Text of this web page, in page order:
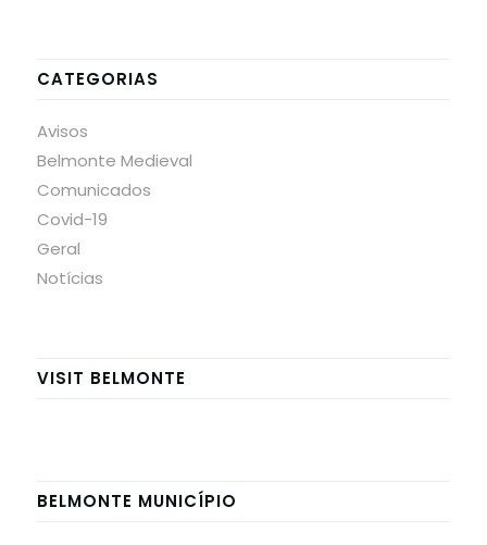
CATEGORIAS
Avisos
Belmonte Medieval
Comunicados
Covid-19
Geral
Notícias
VISIT BELMONTE
BELMONTE MUNICÍPIO